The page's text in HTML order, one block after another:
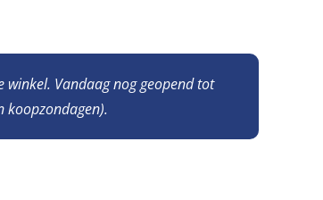
Vandaag nog geopend tot
koopzondagen).